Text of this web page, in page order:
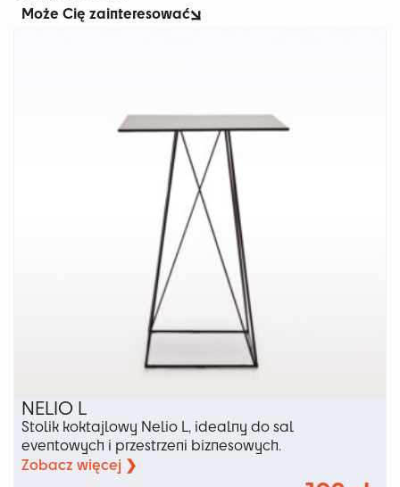
Może Cię zainteresować
NELIO L
Stolik koktajlowy Nelio L, idealny do sal
eventowych i przestrzeni biznesowych.
Zobacz więcej ❯